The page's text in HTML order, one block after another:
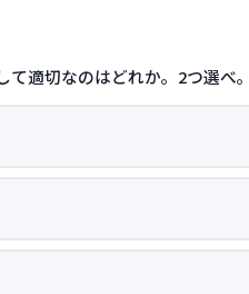
適切なのはどれか。2つ選べ。